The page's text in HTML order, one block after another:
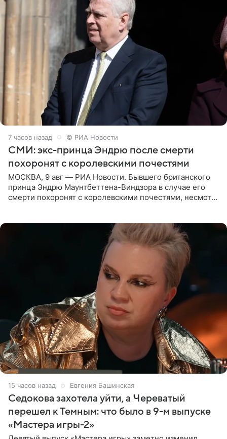
7 часов назад © РИА Новости
СМИ: экс-принца Эндрю после смерти
похоронят с королевскими почестями
МОСКВА, 9 авг — РИА Новости. Бывшего британского
принца Эндрю Маунтбеттена-Виндзора в случае его
смерти похоронят с королевскими почестями, несмотря
15 часов назад Евгения Башинская
Седокова захотела уйти, а Череватый
перешел к Темным: что было в 9-м выпуске
«Мастера игры-2»